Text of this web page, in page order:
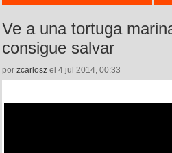
Ve a una tortuga
consigue salvar
por zcarlosz el 4 jul 2014, 00:33